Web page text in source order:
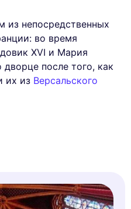
из непосредственных
во время
XVI и Мария
после того, как
их из Версальского